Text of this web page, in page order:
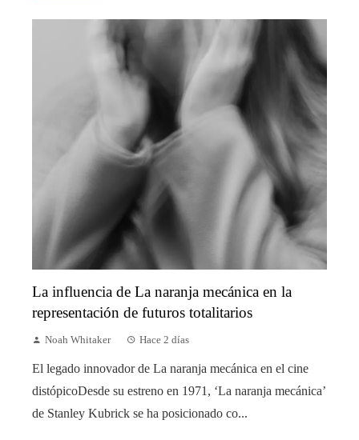
La influencia de La naranja mecánica en la
representación de futuros totalitarios
Noah Whitaker Hace 2 días
El legado innovador de La naranja mecánica en el cine
distópicoDesde su estreno en 1971, ‘La naranja mecánica’
de Stanley Kubrick se ha posicionado co...